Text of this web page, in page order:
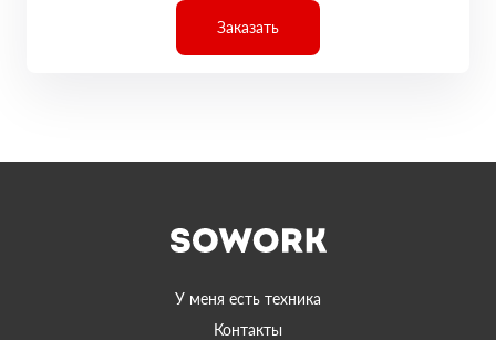
Заказать
У меня есть техника
Контакты